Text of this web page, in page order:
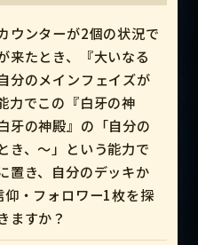
ウンターが2個の状況で
来たとき、『大いなる
分のメインフェイズが
力でこの『白牙の神
牙の神殿』の「自分の
き、～」という能力で
置き、自分のデッキか
・フォロワー1枚を探
ますか？